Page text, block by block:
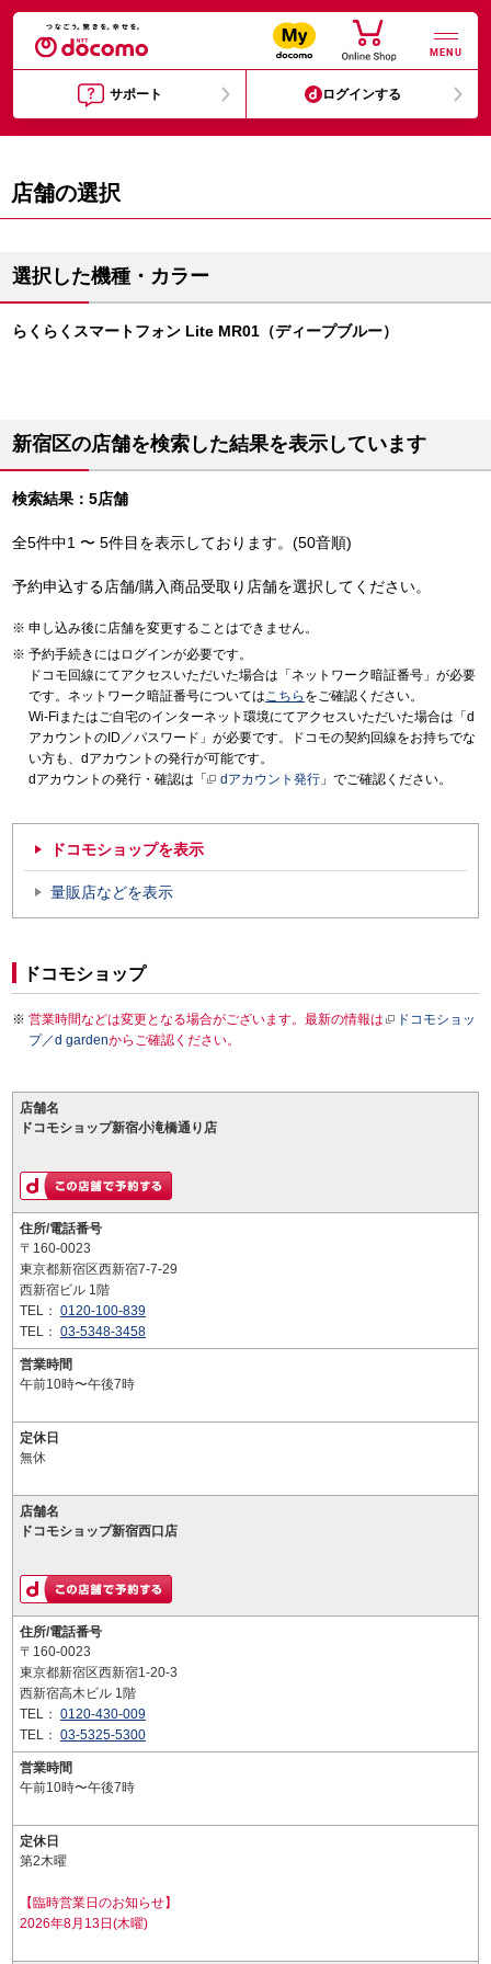
MENU
サポート ログインする
店舗の選択
選択した機種・カラー
らくらくスマートフォン Lite MR01（ディープブルー）
新宿区の店舗を検索した結果を表示しています
検索結果：5店舗
全5件中1 〜 5件目を表示しております。(50音順)
予約申込する店舗/購入商品受取り店舗を選択してください。
申し込み後に店舗を変更することはできません。
予約手続きにはログインが必要です。
ドコモ回線にてアクセスいただいた場合は「ネットワーク暗証番号」が必要
です。ネットワーク暗証番号についてはこちら をご確認ください。
Wi-Fiまたはご自宅のインターネット環境にてアクセスいただいた場合は「d
アカウントのID／パスワード」が必要です。ドコモの契約回線をお持ちでな
い方も、dアカウントの発行が可能です。
dアカウントの発行・確認は「
dアカウント発行 」でご確認ください。
ドコモショップを表示
量販店などを表示
ドコモショップ
営業時間などは変更となる場合がございます。最新の情報は
ドコモショッ
プ／d gardenからご確認ください。
店舗名
ドコモショップ新宿小滝橋通り店
住所/電話番号
〒160-0023
東京都新宿区西新宿7-7-29
西新宿ビル 1階
TEL： 0120-100-839
TEL： 03-5348-3458
営業時間
午前10時〜午後7時
定休日
無休
店舗名
ドコモショップ新宿西口店
住所/電話番号
〒160-0023
東京都新宿区西新宿1-20-3
西新宿高木ビル 1階
TEL： 0120-430-009
TEL： 03-5325-5300
営業時間
午前10時〜午後7時
定休日
第2木曜
【臨時営業日のお知らせ】
2026年8月13日(木曜)